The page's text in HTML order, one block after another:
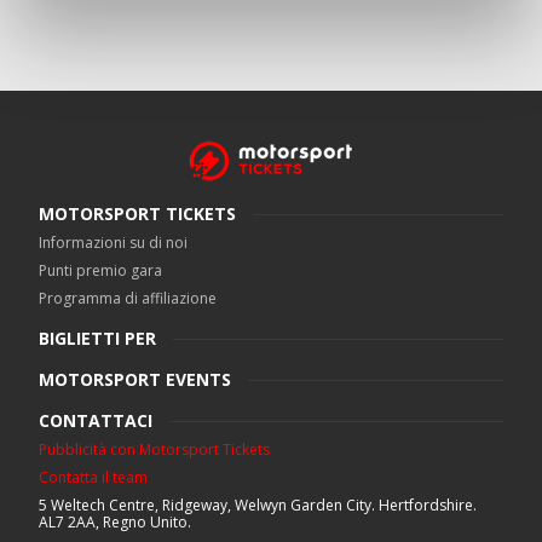
MOTORSPORT TICKETS
Informazioni su di noi
Punti premio gara
Programma di affiliazione
BIGLIETTI PER
MOTORSPORT EVENTS
CONTATTACI
Pubblicità con Motorsport Tickets
Contatta il team
5 Weltech Centre, Ridgeway, Welwyn Garden City. Hertfordshire.
AL7 2AA, Regno Unito.